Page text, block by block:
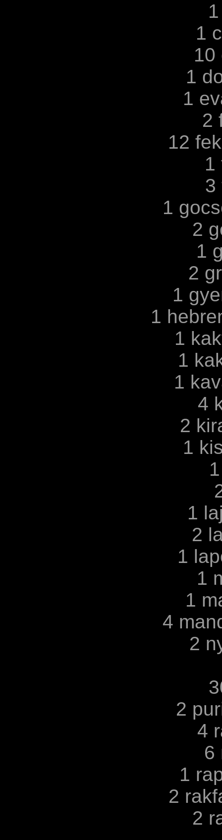
1
10
1
1
2
12
1
3
1
2
1
2
1
1
1
1
1
4
2
1
1
2
1
1
1
4
2
2
4
6
1
2
2